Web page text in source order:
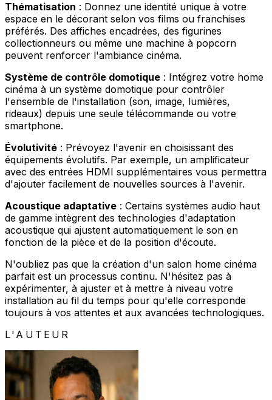
Thématisation : Donnez une identité unique à votre
espace en le décorant selon vos films ou franchises
préférés. Des affiches encadrées, des figurines
collectionneurs ou même une machine à popcorn
peuvent renforcer l'ambiance cinéma.
Système de contrôle domotique : Intégrez votre home
cinéma à un système domotique pour contrôler
l'ensemble de l'installation (son, image, lumières,
rideaux) depuis une seule télécommande ou votre
smartphone.
Évolutivité : Prévoyez l'avenir en choisissant des
équipements évolutifs. Par exemple, un amplificateur
avec des entrées HDMI supplémentaires vous permettra
d'ajouter facilement de nouvelles sources à l'avenir.
Acoustique adaptative : Certains systèmes audio haut
de gamme intègrent des technologies d'adaptation
acoustique qui ajustent automatiquement le son en
fonction de la pièce et de la position d'écoute.
N'oubliez pas que la création d'un salon home cinéma
parfait est un processus continu. N'hésitez pas à
expérimenter, à ajuster et à mettre à niveau votre
installation au fil du temps pour qu'elle corresponde
toujours à vos attentes et aux avancées technologiques.
L'AUTEUR